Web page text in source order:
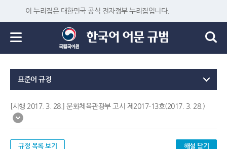
이 누리집은 대한민국 공식 전자정부 누리집입니다.
표준어 규정
[시행 2017. 3. 28.] 문화체육관광부 고시 제2017-13호(2017. 3. 28.)
규정 목록 보기 해설 닫기